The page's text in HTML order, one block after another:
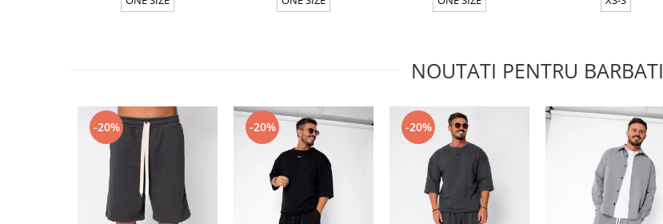
NOUTATI PENTRU BARBATI
-20% -20% -20%